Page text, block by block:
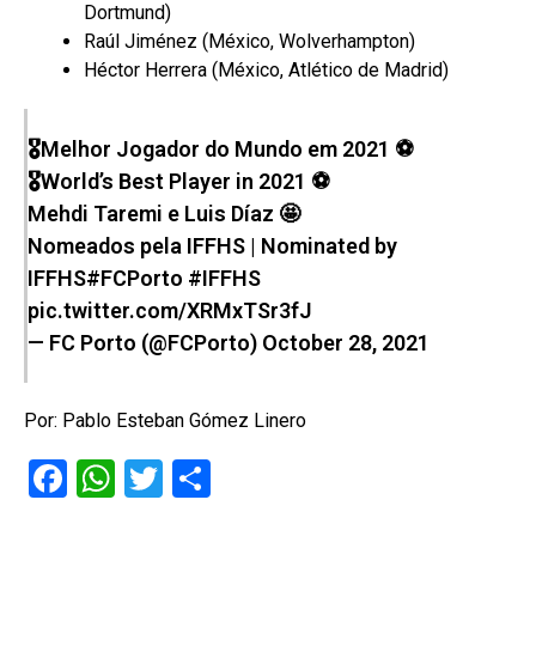
Dortmund)
Raúl Jiménez (México, Wolverhampton)
Héctor Herrera (México, Atlético de Madrid)
🎖Melhor Jogador do Mundo em 2021 ⚽
🎖World’s Best Player in 2021 ⚽
Mehdi Taremi e Luis Díaz 🤩
Nomeados pela IFFHS | Nominated by
IFFHS#FCPorto #IFFHS
pic.twitter.com/XRMxTSr3fJ
— FC Porto (@FCPorto) October 28, 2021
Por: Pablo Esteban Gómez Linero
F
W T